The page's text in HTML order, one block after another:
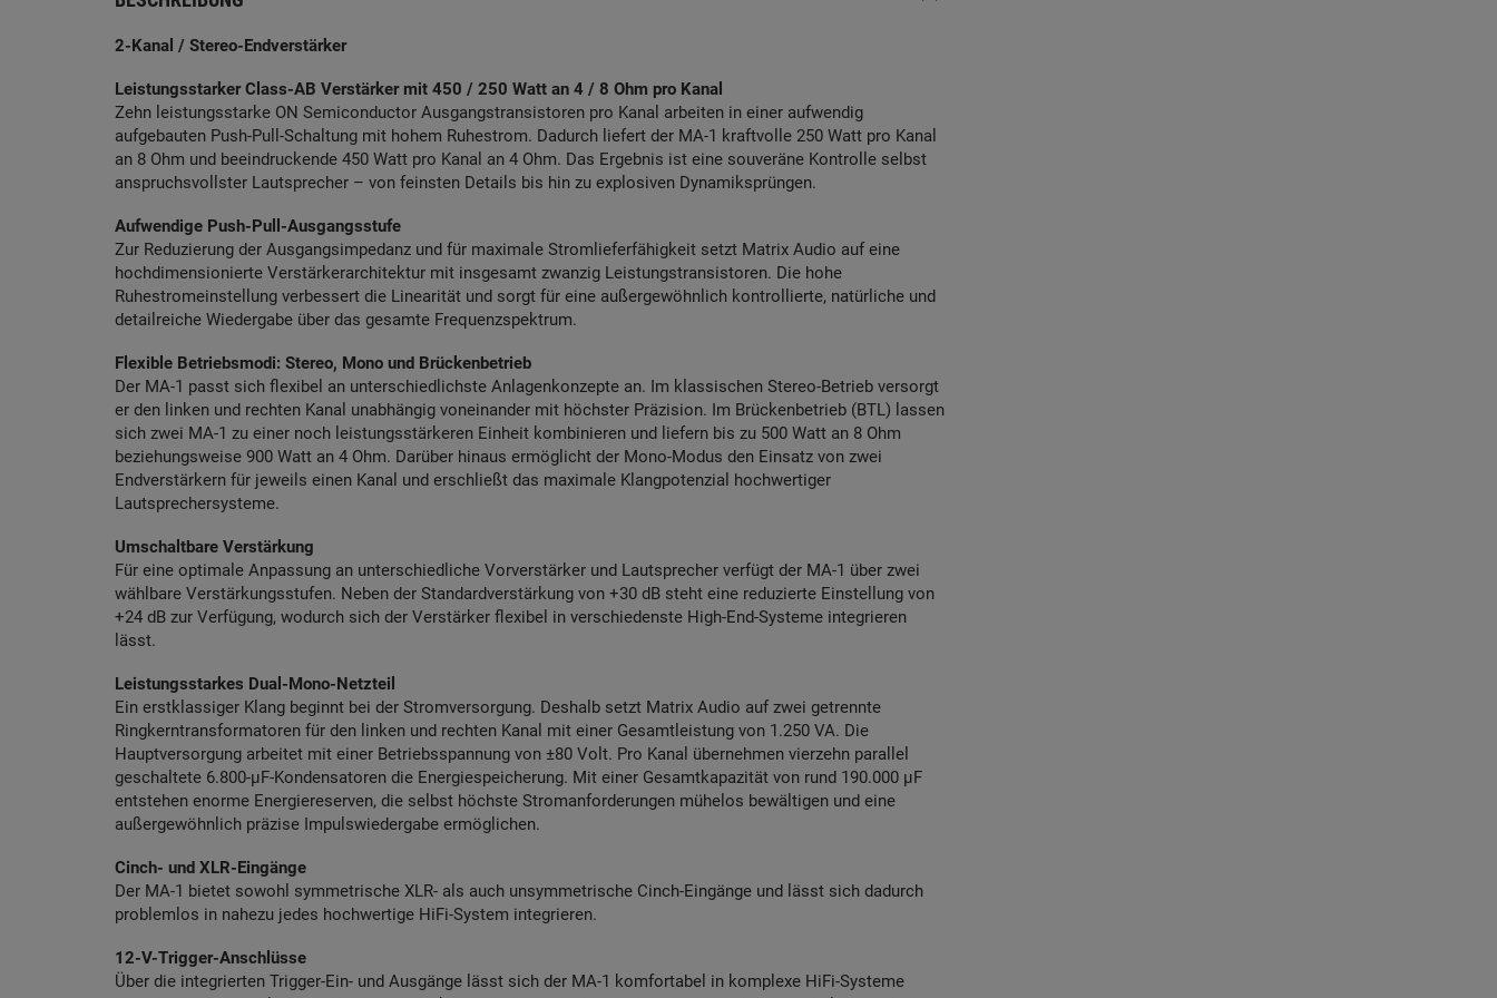
2-Kanal / Stereo-Endverstärker
Leistungsstarker Class-AB Verstärker mit 450 / 250 Watt an 4 / 8 Ohm pro Kanal
Zehn leistungsstarke ON Semiconductor Ausgangstransistoren pro Kanal arbeiten in einer aufwendig
aufgebauten Push-Pull-Schaltung mit hohem Ruhestrom. Dadurch liefert der MA-1 kraftvolle 250 Watt pro Kanal
an 8 Ohm und beeindruckende 450 Watt pro Kanal an 4 Ohm. Das Ergebnis ist eine souveräne Kontrolle selbst
anspruchsvollster Lautsprecher – von feinsten Details bis hin zu explosiven Dynamiksprüngen.
Aufwendige Push-Pull-Ausgangsstufe
Zur Reduzierung der Ausgangsimpedanz und für maximale Stromlieferfähigkeit setzt Matrix Audio auf eine
hochdimensionierte Verstärkerarchitektur mit insgesamt zwanzig Leistungstransistoren. Die hohe
Ruhestromeinstellung verbessert die Linearität und sorgt für eine außergewöhnlich kontrollierte, natürliche und
detailreiche Wiedergabe über das gesamte Frequenzspektrum.
Flexible Betriebsmodi: Stereo, Mono und Brückenbetrieb
Der MA-1 passt sich flexibel an unterschiedlichste Anlagenkonzepte an. Im klassischen Stereo-Betrieb versorgt
er den linken und rechten Kanal unabhängig voneinander mit höchster Präzision. Im Brückenbetrieb (BTL) lassen
sich zwei MA-1 zu einer noch leistungsstärkeren Einheit kombinieren und liefern bis zu 500 Watt an 8 Ohm
beziehungsweise 900 Watt an 4 Ohm. Darüber hinaus ermöglicht der Mono-Modus den Einsatz von zwei
Endverstärkern für jeweils einen Kanal und erschließt das maximale Klangpotenzial hochwertiger
Lautsprechersysteme.
Umschaltbare Verstärkung
Für eine optimale Anpassung an unterschiedliche Vorverstärker und Lautsprecher verfügt der MA-1 über zwei
wählbare Verstärkungsstufen. Neben der Standardverstärkung von +30 dB steht eine reduzierte Einstellung von
+24 dB zur Verfügung, wodurch sich der Verstärker flexibel in verschiedenste High-End-Systeme integrieren
lässt.
Leistungsstarkes Dual-Mono-Netzteil
Ein erstklassiger Klang beginnt bei der Stromversorgung. Deshalb setzt Matrix Audio auf zwei getrennte
Ringkerntransformatoren für den linken und rechten Kanal mit einer Gesamtleistung von 1.250 VA. Die
Hauptversorgung arbeitet mit einer Betriebsspannung von ±80 Volt. Pro Kanal übernehmen vierzehn parallel
geschaltete 6.800-µF-Kondensatoren die Energiespeicherung. Mit einer Gesamtkapazität von rund 190.000 µF
entstehen enorme Energiereserven, die selbst höchste Stromanforderungen mühelos bewältigen und eine
außergewöhnlich präzise Impulswiedergabe ermöglichen.
Cinch- und XLR-Eingänge
Der MA-1 bietet sowohl symmetrische XLR- als auch unsymmetrische Cinch-Eingänge und lässt sich dadurch
problemlos in nahezu jedes hochwertige HiFi-System integrieren.
12-V-Trigger-Anschlüsse
Über die integrierten Trigger-Ein- und Ausgänge lässt sich der MA-1 komfortabel in komplexe HiFi-Systeme